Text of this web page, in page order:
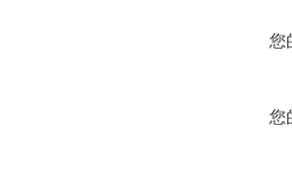
您
您